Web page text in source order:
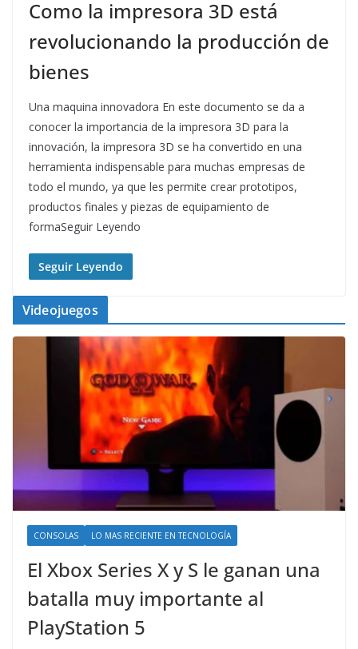
Como la impresora 3D está
revolucionando la producción de
bienes
Una maquina innovadora En este documento se da a
conocer la importancia de la impresora 3D para la
innovación, la impresora 3D se ha convertido en una
herramienta indispensable para muchas empresas de
todo el mundo, ya que les permite crear prototipos,
productos finales y piezas de equipamiento de
formaSeguir Leyendo
Seguir Leyendo
Videojuegos
CONSOLAS LO MAS RECIENTE EN TECNOLOGÍA
El Xbox Series X y S le ganan una
batalla muy importante al
PlayStation 5